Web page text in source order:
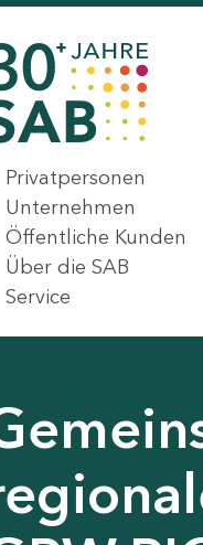
Privatpersonen
Unternehmen
Öffentliche Kunden
Über die SAB
Service